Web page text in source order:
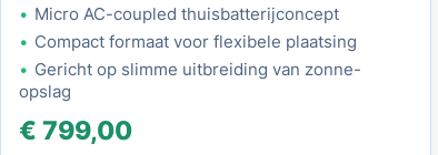
Micro AC-coupled thuisbatterijconcept
Compact formaat voor flexibele plaatsing
Gericht op slimme uitbreiding van zonne-
opslag
€ 799,00